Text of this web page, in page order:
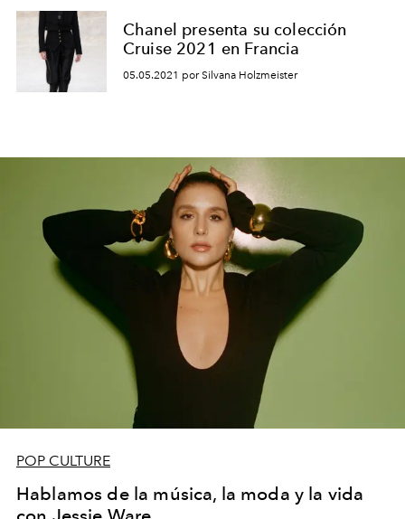
Chanel presenta su colección
Cruise 2021 en Francia
05.05.2021 por Silvana Holzmeister
POP CULTURE
Hablamos de la música, la moda y la vida